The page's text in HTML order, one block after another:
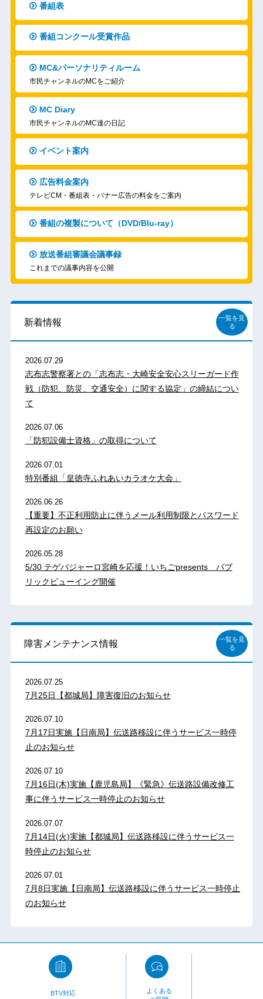
番組表
番組コンクール受賞作品
MC&パーソナリティルーム
市民チャンネルのMCをご紹介
MC Diary
市民チャンネルのMC達の日記
イベント案内
広告料金案内
テレビCM・番組表・バナー広告の料金をご案内
番組の複製について（DVD/Blu-ray）
放送番組審議会議事録
これまでの議事内容を公開
新着情報
一覧を見
る
2026.07.29
志布志警察署との「志布志・大崎安全安心スリーガード作
戦（防犯、防災、交通安全）に関する協定」の締結につい
て
2026.07.06
「防犯設備士資格」の取得について
2026.07.01
特別番組「皇徳寺ふれあいカラオケ大会」
2026.06.26
【重要】不正利用防止に伴うメール利用制限とパスワード
再設定のお願い
2026.05.28
5/30 テゲバジャーロ宮崎を応援！いちごpresents パブ
リックビューイング開催
障害メンテナンス情報
一覧を見
る
2026.07.25
7月25日【都城局】障害復旧のお知らせ
2026.07.10
7月17日実施【日南局】伝送路移設に伴うサービス一時停
止のお知らせ
2026.07.10
7月16日(木)実施【鹿児島局】《緊急》伝送路設備改修工
事に伴うサービス一時停止のお知らせ
2026.07.07
7月14日(火)実施【都城局】伝送路移設に伴うサービス一
時停止のお知らせ
2026.07.01
7月8日実施【日南局】伝送路移設に伴うサービス一時停止
のお知らせ
BTV対応
よくある